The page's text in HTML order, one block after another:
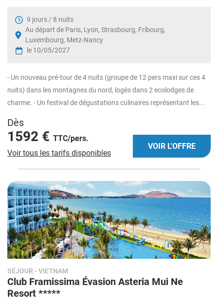
9 jours / 8 nuits
Au départ de Paris, Lyon, Strasbourg, Fribourg,
Luxembourg, Metz-Nancy
le 10/05/2027
- Un nouveau pré-tour de 4 nuits (groupe de 12 pers maxi sur ces 4
nuits) dans les montagnes du nord, logés dans 2 ecolodges de
charme. - Un festival de dégustations culinaires représentant les...
Dès
1592 € TTC/pers.
Voir tous les tarifs disponibles
VOIR L'OFFRE
SÉJOUR - VIETNAM
Club Framissima Évasion Asteria Mui Ne
Resort *****